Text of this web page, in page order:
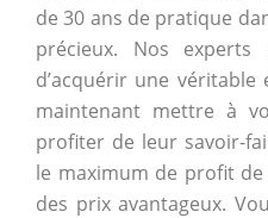
de 30 ans de pratique
précieux. Nos
d’acquérir une véritable
maintenant mettre à
profiter de leur savoir-
le maximum de profit
des prix avantageux.